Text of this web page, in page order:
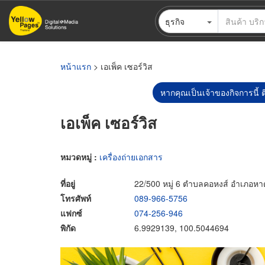
ข้าม
ไป
ธุรกิจ
หน้าแรก > เอเพ็ค เซอร์วิส
หากคุณเป็นเจ้าของกิจการนี้
เอเพ็ค เซอร์วิส
หมวดหมู่ : เครื่องถ่ายเอกสาร
ที่อยู่
22/500 หมู่ 6 ตำบลคอหงส์ อำเภอห
โทรศัพท์
089-966-5756
แฟกซ์
074-256-946
พิกัด
6.9929139, 100.5044694